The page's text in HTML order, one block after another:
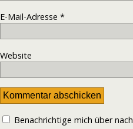
E-Mail-Adresse *
Website
Benachrichtige mich über